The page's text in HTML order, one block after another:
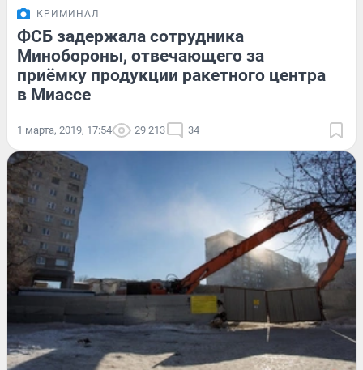
КРИМИНАЛ
ФСБ задержала сотрудника
Минобороны, отвечающего за
приёмку продукции ракетного центра
в Миассе
1 марта, 2019, 17:54 29 213 34